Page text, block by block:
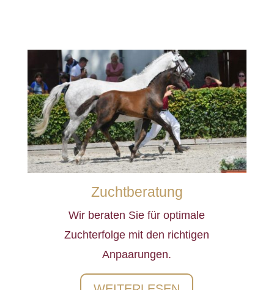
Zuchtberatung
Wir beraten Sie für optimale
Zuchterfolge mit den richtigen
Anpaarungen.